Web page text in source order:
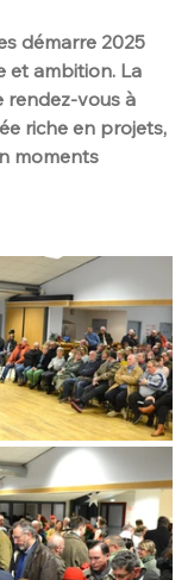
démarre 2025
et ambition. La
rendez-vous à
riche en projets,
moments